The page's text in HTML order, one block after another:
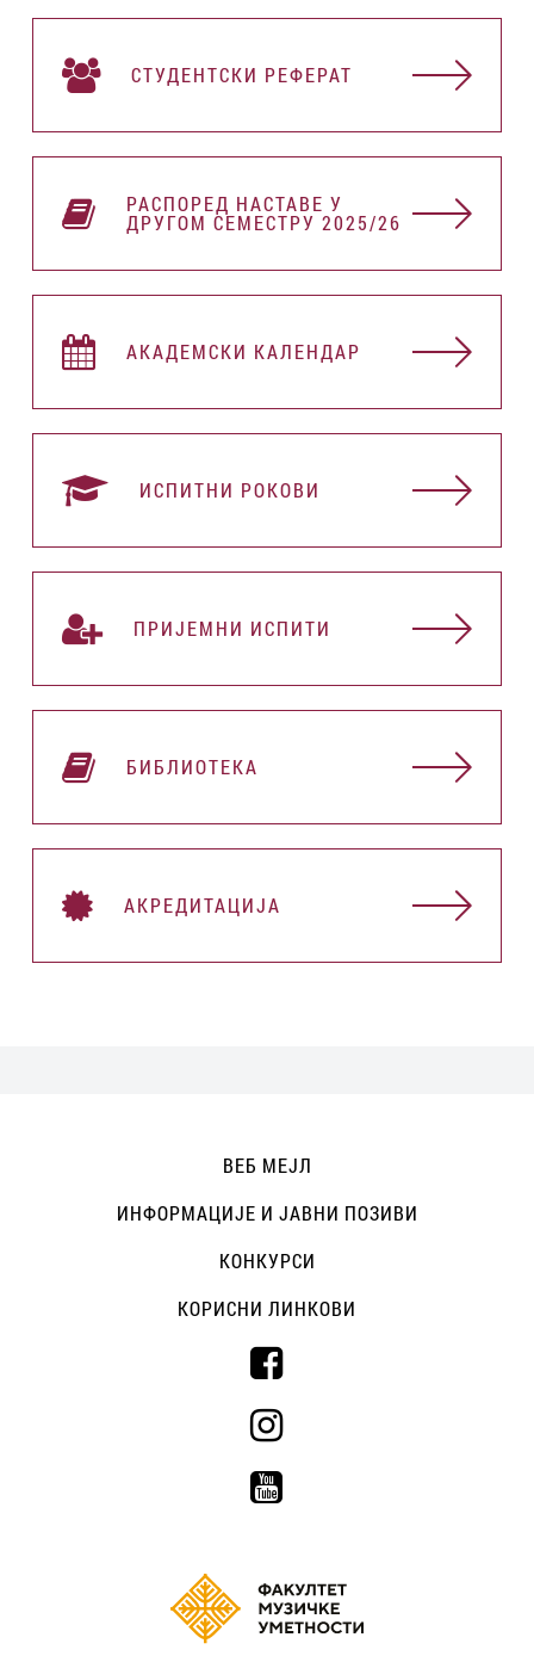
СТУДЕНТСКИ РЕФЕРАТ
РАСПОРЕД НАСТАВЕ У
ДРУГОМ СЕМЕСТРУ 2025/26
АКАДЕМСКИ КАЛЕНДАР
ИСПИТНИ РОКОВИ
ПРИЈЕМНИ ИСПИТИ
БИБЛИОТЕКА
АКРЕДИТАЦИЈА
ВЕБ МЕЈЛ
ИНФОРМАЦИЈЕ И ЈАВНИ ПОЗИВИ
КОНКУРСИ
КОРИСНИ ЛИНКОВИ